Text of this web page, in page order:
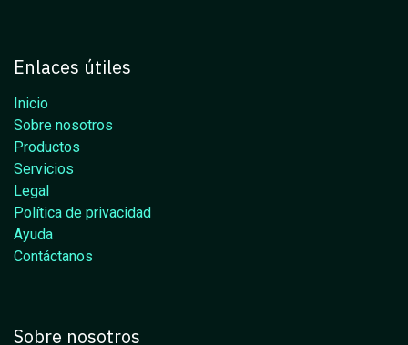
Enlaces útiles
Inicio
Sobre nosotros
Productos
Servicios
Legal
Política de privacidad
Ayuda
Contáctanos
Sobre nosotros